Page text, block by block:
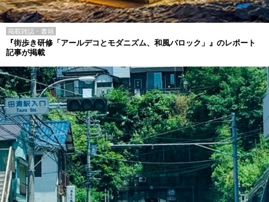
掲載雑誌・書籍
『街歩き研修「アールデコとモダニズム、和風バロック」』のレポート
記事が掲載